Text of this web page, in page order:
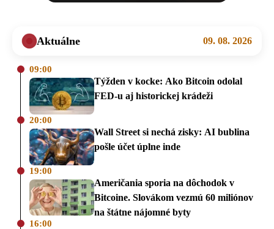
Aktuálne 09. 08. 2026
09:00
Týžden v kocke: Ako Bitcoin odolal
FED-u aj historickej krádeži
20:00
Wall Street si nechá zisky: AI bublina
pošle účet úplne inde
19:00
Američania sporia na dôchodok v
Bitcoine. Slovákom vezmú 60 miliónov
na štátne nájomné byty
16:00